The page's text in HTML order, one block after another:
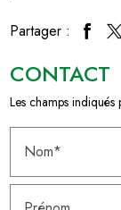
Partager :
CONTACT
Les champs
Nom*